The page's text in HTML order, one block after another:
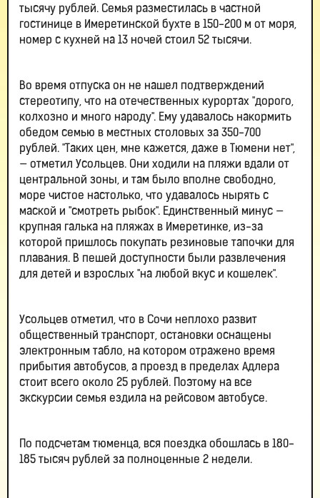
тысячу рублей. Семья разместилась в частной
гостинице в Имеретинской бухте в 150-200 м от моря,
номер с кухней на 13 ночей стоил 52 тысячи.
Во время отпуска он не нашел подтверждений
стереотипу, что на отечественных курортах "дорого,
колхозно и много народу". Ему удавалось накормить
обедом семью в местных столовых за 350-700
рублей. "Таких цен, мне кажется, даже в Тюмени нет",
— отметил Усольцев. Они ходили на пляжи вдали от
центральной зоны, и там было вполне свободно,
море чистое настолько, что удавалось нырять с
маской и "смотреть рыбок". Единственный минус —
крупная галька на пляжах в Имеретинке, из-за
которой пришлось покупать резиновые тапочки для
плавания. В пешей доступности были развлечения
для детей и взрослых "на любой вкус и кошелек".
Усольцев отметил, что в Сочи неплохо развит
общественный транспорт, остановки оснащены
электронным табло, на котором отражено время
прибытия автобусов, а проезд в пределах Адлера
стоит всего около 25 рублей. Поэтому на все
экскурсии семья ездила на рейсовом автобусе.
По подсчетам тюменца, вся поездка обошлась в 180-
185 тысяч рублей за полноценные 2 недели.